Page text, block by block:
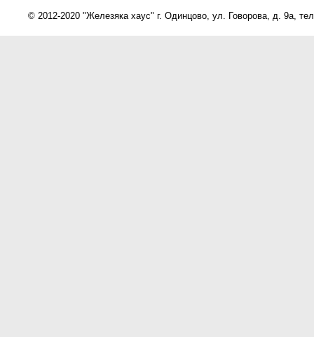
© 2012-2020 "Железяка хаус" г. Одинцово, ул. Говорова, д. 9а,